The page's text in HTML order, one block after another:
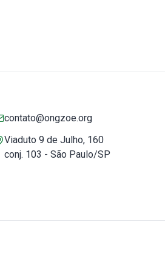
contato@ongzoe.org
Viaduto 9 de Julho, 160
conj. 103 - São Paulo/SP